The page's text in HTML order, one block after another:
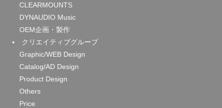
CLEARMOUNTS
DYNAUDIO Music
OEM企画・製作
クリエイティブグループ
Graphic/WEB Design
Catalog/AD Design
Product Design
Others
Price